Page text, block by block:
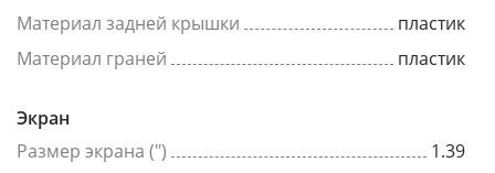
Материал задней крышки
пластик
Материал граней
пластик
Экран
Размер экрана (")
1.39